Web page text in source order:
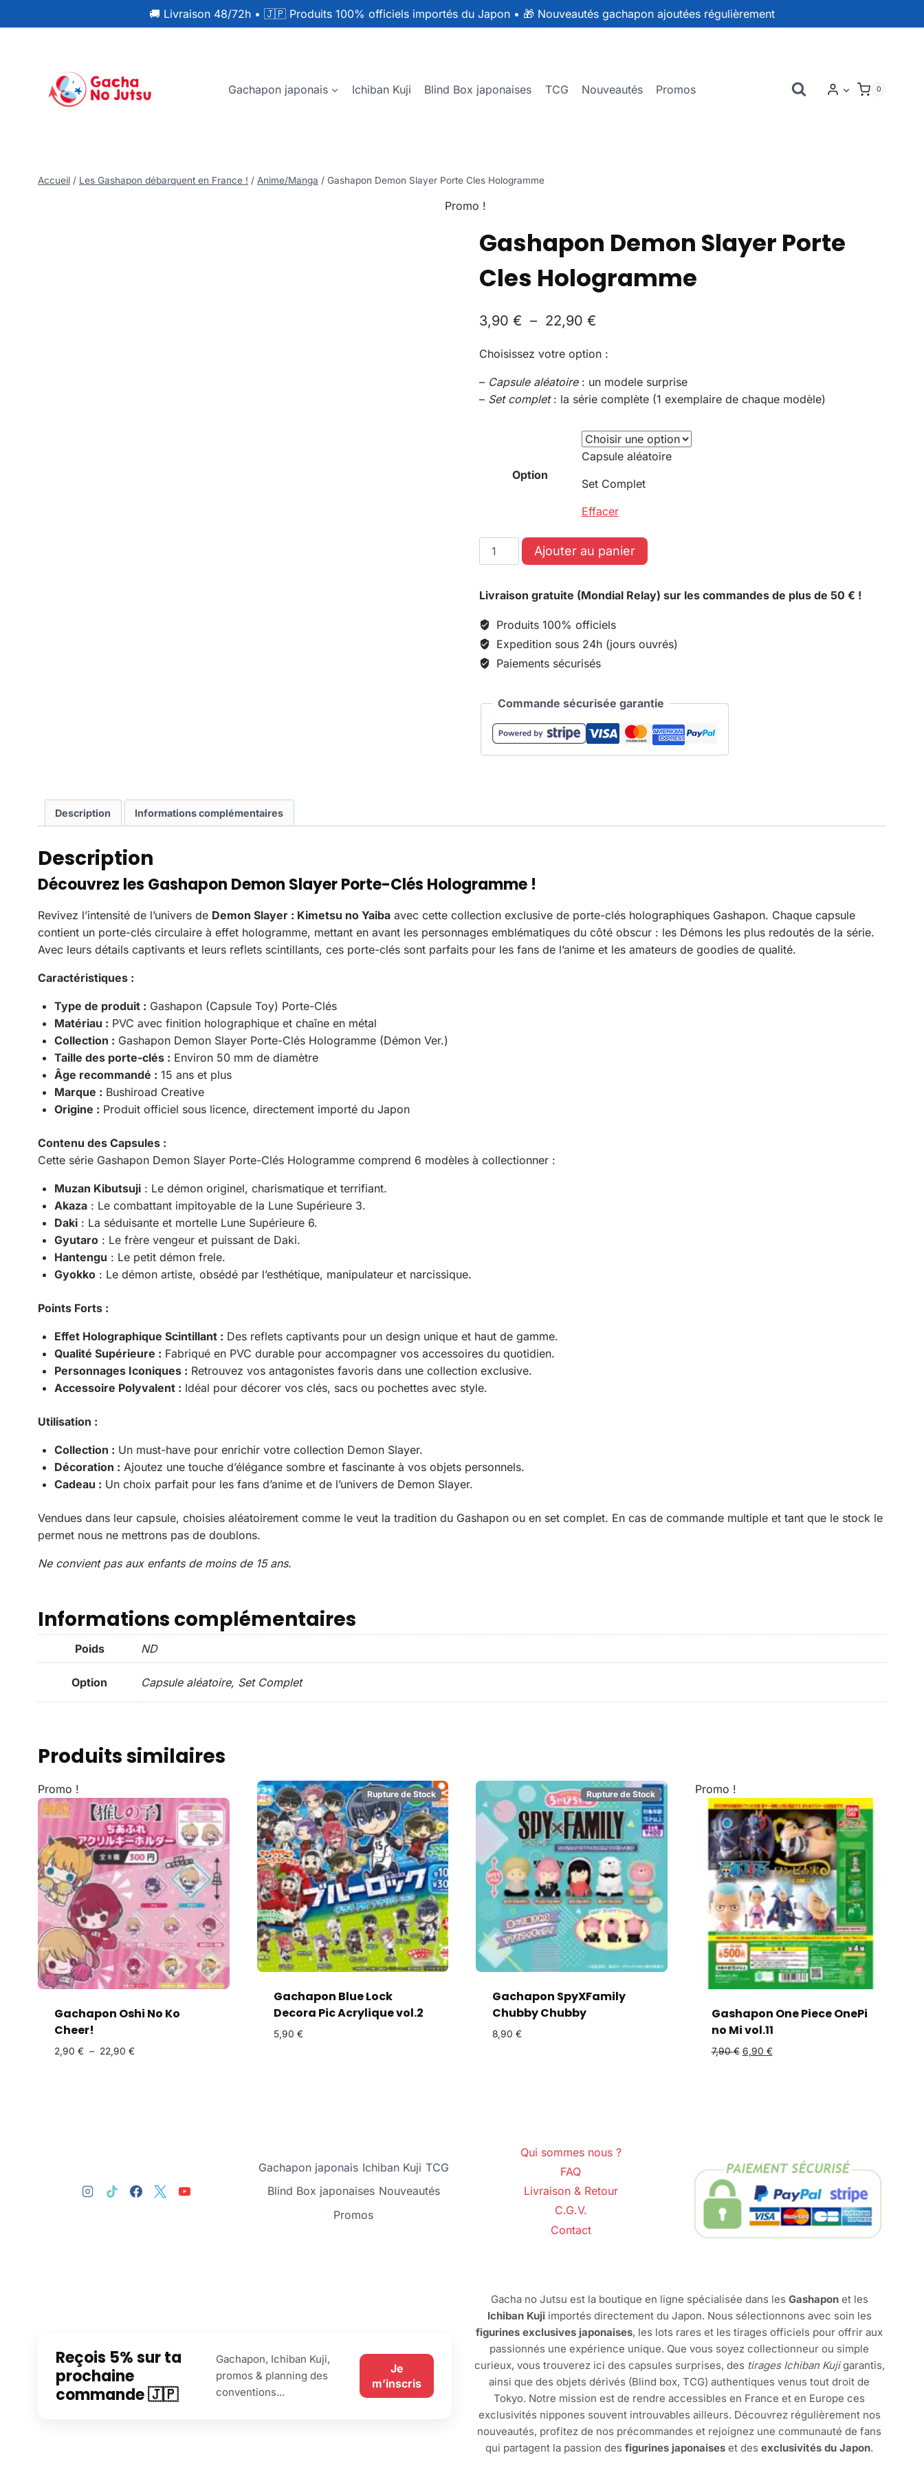
🚚 Livraison 48/72h • 🇯🇵 Produits 100% officiels importés du Japon • 🎁 Nouveautés gachapon ajoutées régulièrement
Gachapon japonais Ichiban Kuji Blind Box japonaises TCG Nouveautés Promos 0
Accueil / Les Gashapon débarquent en France ! / Anime/Manga / Gashapon Demon Slayer Porte Cles Hologramme
Promo !
Gashapon Demon Slayer Porte
Cles Hologramme
3,90 € – 22,90 €
Choisissez votre option :
– Capsule aléatoire: un modele surprise
– Set complet: la série complète (1 exemplaire de chaque modèle)
Option
Capsule aléatoire
Set Complet
Effacer
Ajouter au panier
Livraison gratuite (Mondial Relay) sur les commandes de plus de 50 € !
Produits 100% officiels
Expedition sous 24h (jours ouvrés)
Paiements sécurisés
Commande sécurisée garantie
Description Informations complémentaires
Description
Découvrez les Gashapon Demon Slayer Porte-Clés Hologramme !
Revivez l’intensité de l’univers de Demon Slayer : Kimetsu no Yaiba avec cette collection exclusive de porte-clés holographiques Gashapon. Chaque capsule
contient un porte-clés circulaire à effet hologramme, mettant en avant les personnages emblématiques du côté obscur : les Démons les plus redoutés de la série.
Avec leurs détails captivants et leurs reflets scintillants, ces porte-clés sont parfaits pour les fans de l’anime et les amateurs de goodies de qualité.
Caractéristiques :
Type de produit : Gashapon (Capsule Toy) Porte-Clés
Matériau : PVC avec finition holographique et chaîne en métal
Collection : Gashapon Demon Slayer Porte-Clés Hologramme (Démon Ver.)
Taille des porte-clés : Environ 50 mm de diamètre
Âge recommandé : 15 ans et plus
Marque : Bushiroad Creative
Origine : Produit officiel sous licence, directement importé du Japon
Contenu des Capsules :
Cette série Gashapon Demon Slayer Porte-Clés Hologramme comprend 6 modèles à collectionner :
Muzan Kibutsuji : Le démon originel, charismatique et terrifiant.
Akaza : Le combattant impitoyable de la Lune Supérieure 3.
Daki : La séduisante et mortelle Lune Supérieure 6.
Gyutaro : Le frère vengeur et puissant de Daki.
Hantengu : Le petit démon frele.
Gyokko : Le démon artiste, obsédé par l’esthétique, manipulateur et narcissique.
Points Forts :
Effet Holographique Scintillant : Des reflets captivants pour un design unique et haut de gamme.
Qualité Supérieure : Fabriqué en PVC durable pour accompagner vos accessoires du quotidien.
Personnages Iconiques : Retrouvez vos antagonistes favoris dans une collection exclusive.
Accessoire Polyvalent : Idéal pour décorer vos clés, sacs ou pochettes avec style.
Utilisation :
Collection : Un must-have pour enrichir votre collection Demon Slayer.
Décoration : Ajoutez une touche d’élégance sombre et fascinante à vos objets personnels.
Cadeau : Un choix parfait pour les fans d’anime et de l’univers de Demon Slayer.
Vendues dans leur capsule, choisies aléatoirement comme le veut la tradition du Gashapon ou en set complet. En cas de commande multiple et tant que le stock le
permet nous ne mettrons pas de doublons.
Ne convient pas aux enfants de moins de 15 ans.
Informations complémentaires
Poids ND
Option Capsule aléatoire, Set Complet
Produits similaires
Promo !
Gachapon Oshi No Ko
Cheer!
2,90 € – 22,90 €
Rupture de Stock
Gachapon Blue Lock
Decora Pic Acrylique vol.2
5,90 €
Rupture de Stock
Gachapon SpyXFamily
Chubby Chubby
8,90 €
Promo !
Gashapon One Piece OnePi
no Mi vol.11
7,90€ 6,90 €
Gachapon japonais Ichiban Kuji TCG
Blind Box japonaises Nouveautés
Promos
Qui sommes nous ?
FAQ
Livraison & Retour
C.G.V.
Contact
Reçois 5% sur ta
prochaine
commande 🇯🇵
Gachapon, Ichiban Kuji,
promos & planning des
conventions...
Je
m’inscris
Gacha no Jutsu est la boutique en ligne spécialisée dans les Gashaponet les
Ichiban Kujiimportés directement du Japon. Nous sélectionnons avec soin les
figurines exclusives japonaises, les lots rares et les tirages officiels pour offrir aux
passionnés une expérience unique. Que vous soyez collectionneur ou simple
curieux, vous trouverez ici des capsules surprises, des tirages Ichiban Kujigarantis,
ainsi que des objets dérivés (Blind box, TCG) authentiques venus tout droit de
Tokyo. Notre mission est de rendre accessibles en France et en Europe ces
exclusivités nippones souvent introuvables ailleurs. Découvrez régulièrement nos
nouveautés, profitez de nos précommandes et rejoignez une communauté de fans
qui partagent la passion des figurines japonaises et des exclusivités du Japon.